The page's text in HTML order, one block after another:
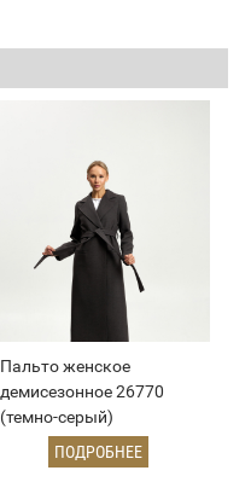
Пальто женское
демисезонное 26770
(темно-серый)
ПОДРОБНЕЕ